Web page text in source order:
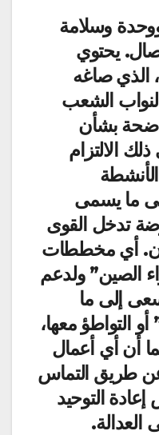
وسلامة
يحتوي
الذي صاغه
الشعب
بشأن
ذلك الالتزام
ما يسمى
تدخل القوى
أي مخططات
الصين” ولدعم
إلى ما
التواطؤ معها،
أن أي أعمال
طريق التماس
التوحيد
العدالة.